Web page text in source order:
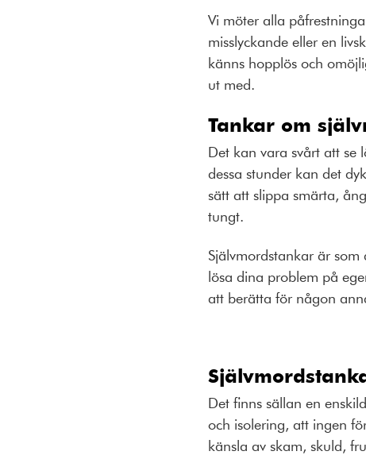
Vi möter alla
misslyckande eller en
känns hopplös och
ut med.
Tankar om
Det kan vara svårt att se
dessa stunder kan det
sätt att slippa smärta,
tungt.
Självmordstankar är
lösa dina problem på
att berätta för någon
Det finns sällan en
och isolering, att ingen
känsla av skam, skuld,